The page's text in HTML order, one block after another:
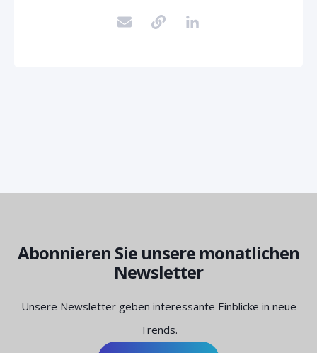
Abonnieren Sie unsere monatlichen
Newsletter
Unsere Newsletter geben interessante Einblicke in neue
Trends.